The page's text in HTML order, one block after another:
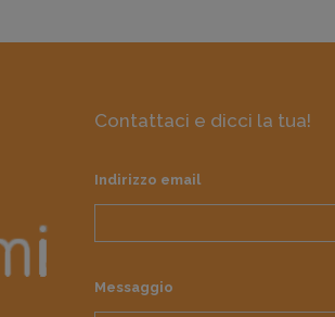
Contattaci e dicci la tua!
Indirizzo email
Messaggio